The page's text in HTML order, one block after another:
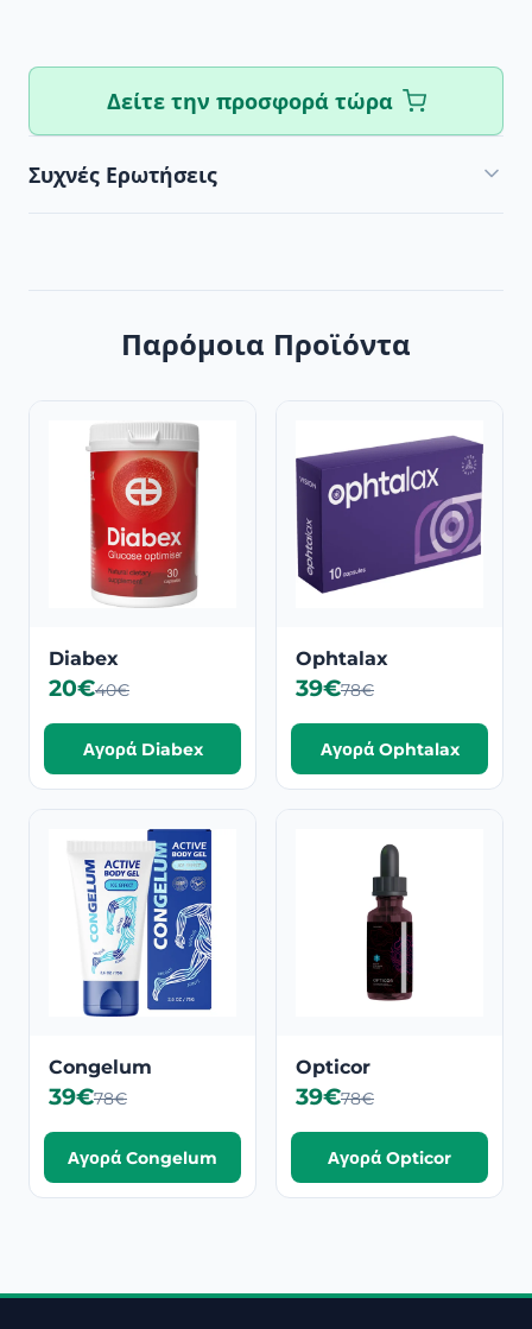
Δείτε την προσφορά τώρα
Συχνές Ερωτήσεις
Παρόμοια Προϊόντα
Diabex
20€40€
Αγορά Diabex
Ophtalax
39€78€
Αγορά Ophtalax
Congelum
39€78€
Αγορά Congelum
Opticor
39€78€
Αγορά Opticor